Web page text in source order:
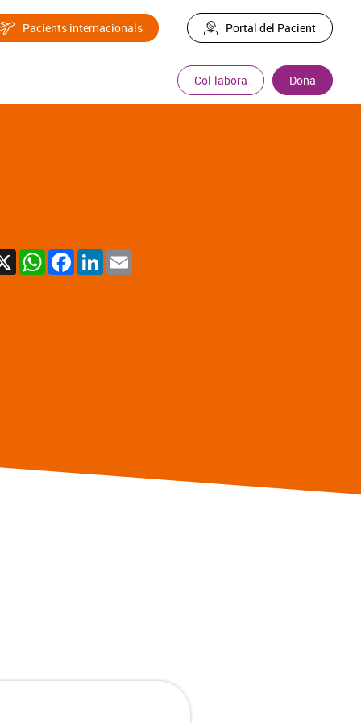
Pacients internacionals Portal del Pacient
Col·labora Dona
X WhatsAppFacebook
LinkedIn